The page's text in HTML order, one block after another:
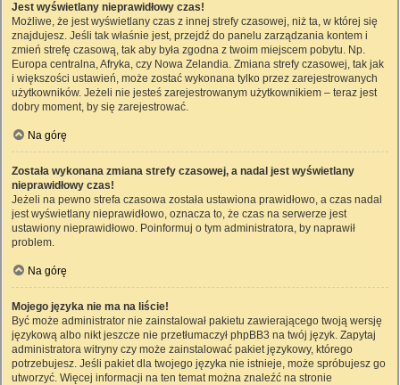
Jest wyświetlany nieprawidłowy czas!
Możliwe, że jest wyświetlany czas z innej strefy czasowej, niż ta, w której się
znajdujesz. Jeśli tak właśnie jest, przejdź do panelu zarządzania kontem i
zmień strefę czasową, tak aby była zgodna z twoim miejscem pobytu. Np.
Europa centralna, Afryka, czy Nowa Zelandia. Zmiana strefy czasowej, tak jak
i większości ustawień, może zostać wykonana tylko przez zarejestrowanych
użytkowników. Jeżeli nie jesteś zarejestrowanym użytkownikiem – teraz jest
dobry moment, by się zarejestrować.
Na górę
Została wykonana zmiana strefy czasowej, a nadal jest wyświetlany
nieprawidłowy czas!
Jeżeli na pewno strefa czasowa została ustawiona prawidłowo, a czas nadal
jest wyświetlany nieprawidłowo, oznacza to, że czas na serwerze jest
ustawiony nieprawidłowo. Poinformuj o tym administratora, by naprawił
problem.
Na górę
Mojego języka nie ma na liście!
Być może administrator nie zainstalował pakietu zawierającego twoją wersję
językową albo nikt jeszcze nie przetłumaczył phpBB3 na twój język. Zapytaj
administratora witryny czy może zainstalować pakiet językowy, którego
potrzebujesz. Jeśli pakiet dla twojego języka nie istnieje, może spróbujesz go
utworzyć. Więcej informacji na ten temat można znaleźć na stronie